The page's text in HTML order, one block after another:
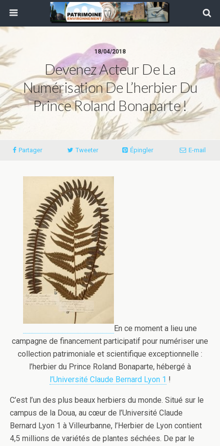
18/04/2018
Devenez Acteur De La
Numérisation De L’herbier Du
Prince Roland Bonaparte !
Partager Tweeter Épingler E-mail
En ce moment a lieu une
campagne de financement participatif pour numériser une
collection patrimoniale et scientifique exceptionnelle :
l’herbier du Prince Roland Bonaparte, hébergé à
l’Université Claude Bernard Lyon 1 !
C’est l’un des plus beaux herbiers du monde. Situé sur le
campus de la Doua, au cœur de l’Université Claude
Bernard Lyon 1 à Villeurbanne, l’Herbier de Lyon contient
4,5 millions de variétés de plantes séchées. De par le